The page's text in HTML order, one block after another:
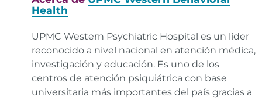
death/.Enlace.
Harvard Medical School, Harvard Health Publishing,
Going Off Antidepressants. Consultado en enero de
2026. https://www.health.harvard.edu/diseases-and-
conditions/going-off-antidepressants .Enlace
National Institute of Mental Health, Mental Health
Health
UPMC Western Psychiatric Hospital es un líder
reconocido a nivel nacional en atención médica,
investigación y educación. Es uno de los
centros de atención psiquiátrica con base
universitaria más importantes del país gracias a